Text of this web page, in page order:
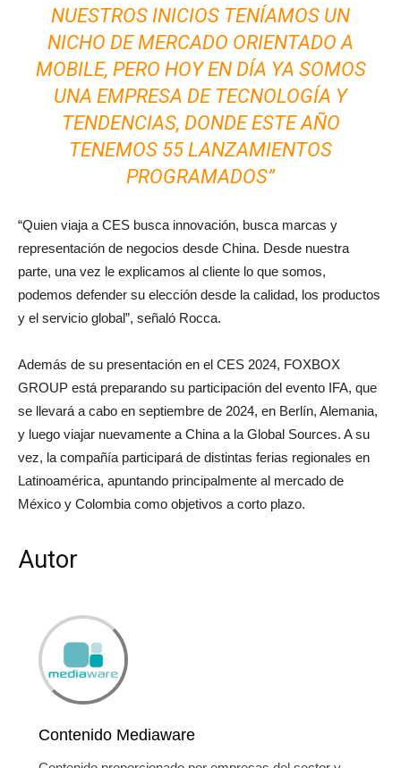
NUESTROS INICIOS TENÍAMOS UN
NICHO DE MERCADO ORIENTADO A
MOBILE, PERO HOY EN DÍA YA SOMOS
UNA EMPRESA DE TECNOLOGÍA Y
TENDENCIAS, DONDE ESTE AÑO
TENEMOS 55 LANZAMIENTOS
PROGRAMADOS”
“Quien viaja a CES busca innovación, busca marcas y
representación de negocios desde China. Desde nuestra
parte, una vez le explicamos al cliente lo que somos,
podemos defender su elección desde la calidad, los productos
y el servicio global”, señaló Rocca.
Además de su presentación en el CES 2024, FOXBOX
GROUP está preparando su participación del evento IFA, que
se llevará a cabo en septiembre de 2024, en Berlín, Alemania,
y luego viajar nuevamente a China a la Global Sources. A su
vez, la compañía participará de distintas ferias regionales en
Latinoamérica, apuntando principalmente al mercado de
México y Colombia como objetivos a corto plazo.
Autor
Contenido Mediaware